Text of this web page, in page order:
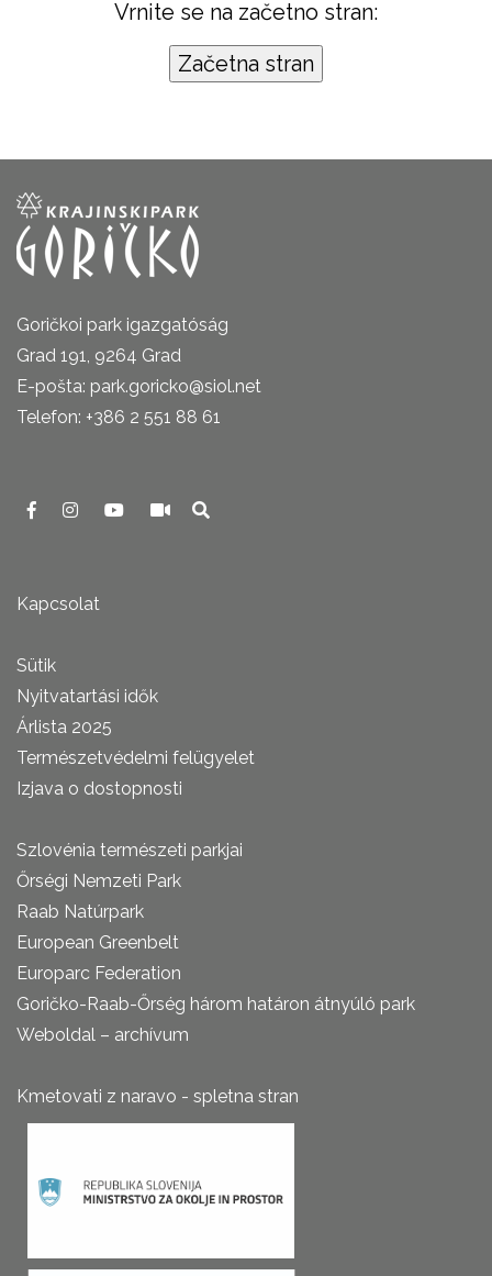
Vrnite se na začetno stran:
Goričkoi park igazgatóság
Grad 191, 9264 Grad
E-pošta: park.goricko@siol.net
Telefon: +386 2 551 88 61
Kapcsolat
Sütik
Nyitvatartási idők
Árlista 2025
Természetvédelmi felügyelet
Izjava o dostopnosti
Szlovénia természeti parkjai
Őrségi Nemzeti Park
Raab Natúrpark
European Greenbelt
Europarc Federation
Goričko-Raab-Őrség három határon átnyúló park
Weboldal – archívum
Kmetovati z naravo - spletna stran